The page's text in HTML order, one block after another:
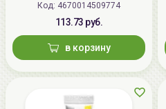
Код: 4670014509774
113.73 руб.
в корзину